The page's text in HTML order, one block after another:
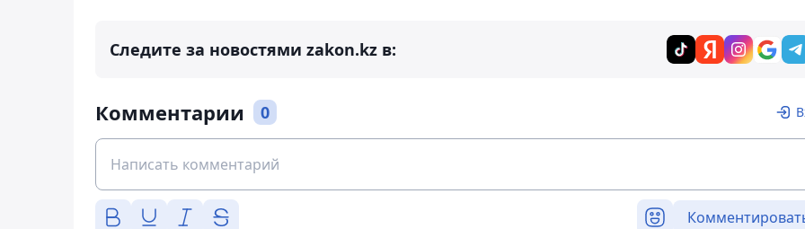
Следите за новостями zakon.kz в:
Комментарии 0